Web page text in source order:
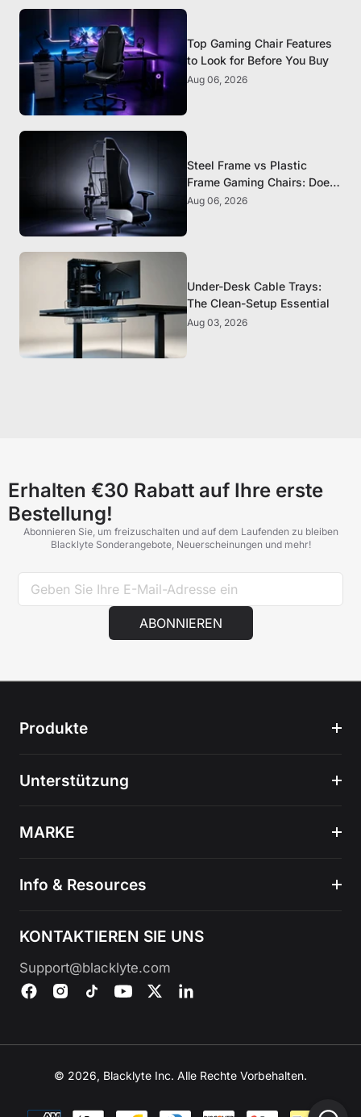
Top Gaming Chair Features
to Look for Before You Buy
Aug 06, 2026
Steel Frame vs Plastic
Frame Gaming Chairs: Does
It Matter?
Aug 06, 2026
Under-Desk Cable Trays:
The Clean-Setup Essential
Aug 03, 2026
Erhalten €30 Rabatt auf Ihre erste
Bestellung!
Abonnieren Sie, um freizuschalten und auf dem Laufenden zu bleiben
Blacklyte Sonderangebote, Neuerscheinungen und mehr!
ABONNIEREN
Produkte
Unterstützung
MARKE
Info & Resources
KONTAKTIEREN SIE UNS
Support@blacklyte.com
© 2026, Blacklyte Inc. Alle Rechte Vorbehalten.
Zahlungsmethoden